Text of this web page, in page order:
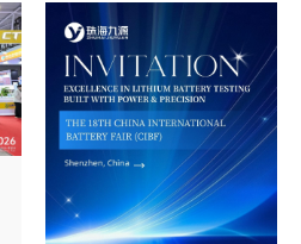
životnosti (EOL)
novej generácie a
riešenia pre
ukladanie energie